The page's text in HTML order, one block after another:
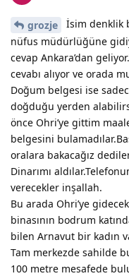
grozje
İsim denklik
nüfus müdürlüğüne
cevap Ankara’dan
cevabı alıyor ve orada
Doğum belgesi ise
doğduğu yerden
önce Ohri’ye gittim
belgesini
oralara bakacağız
Dinarımı
verecekler inşallah.
Bu arada Ohri’ye
binasının bodrum
bilen Arnavut bir kadın
Tam merkezde sahilde
100 metre mesafede